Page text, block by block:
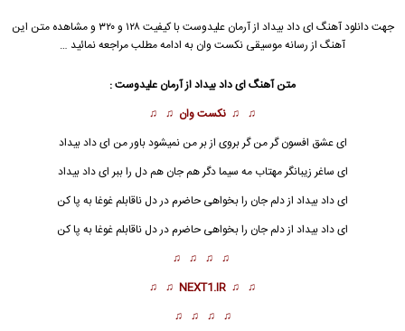
جهت دانلود آهنگ ای داد بیداد ازآرمان علیدوست
با کیفیت ۱۲۸ و ۳۲۰ و مشاهده متن این
آهنگ از رسانه موسیقی نکست وان به ادامه مطلب مراجعه نمائید …
متن آهنگ ای داد بیداد ازآرمان علیدوست:
♫ ♫ نکست وان ♫ ♫
ای عشق افسون گر من گر بروی از بر من نمیشود باور من ای داد بیداد
ای ساغر زیبانگر مهتاب مه سیما دگر هم جان هم دل را ببر ای داد بیداد
ای داد بیداد از دلم جان را بخواهی حاضرم در دل ناقابلم غوغا به پا کن
ای داد بیداد از دلم جان را بخواهی حاضرم در دل ناقابلم غوغا به پا کن
♫ ♫ ♫ ♫
♫ ♫
NEXT1.IR
♫ ♫
♫ ♫ ♫ ♫